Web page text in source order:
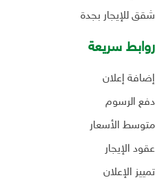
شقق للإيجار بجدة
روابط سريعة
إضافة إعلان
دفع الرسوم
متوسط الأسعار
عقود الإيجار
تمييز الإعلان